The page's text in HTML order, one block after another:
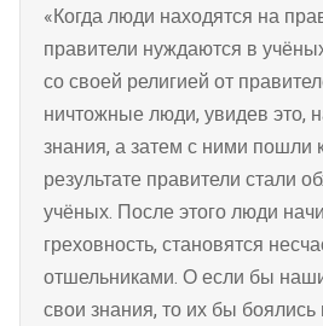
«Когда люди находятся на
правители нуждаются в
со своей религией от
ничтожные люди, увидев это,
знания, а затем с ними пошли
результате правители стали
учёных. После этого люди
греховность, становятся
отшельниками. О если бы
свои знания, то их бы боялись